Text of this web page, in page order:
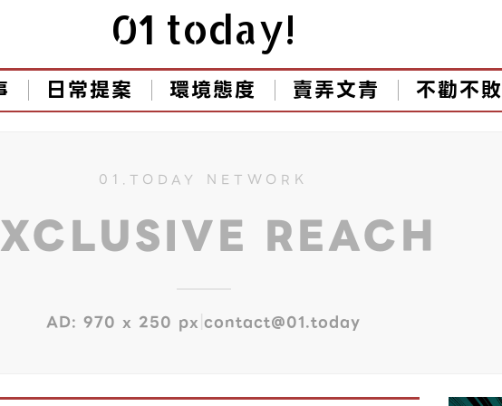
01 today!
日常提案 環境態度 賣弄文青 不勸不敗
01.TODAY NETWORK
REACH
AD: 970 x 250 px|contact@01.today